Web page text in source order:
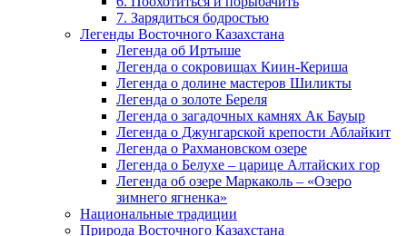
7. Зарядиться бодростью
Легенды Восточного Казахстана
Легенда об Иртыше
Легенда о сокровищах Киин-Кериша
Легенда о долине мастеров Шиликты
Легенда о золоте Береля
Легенда о загадочных камнях Ак Бауыр
Легенда о Джунгарской крепости Аблайкит
Легенда о Рахмановском озере
Легенда о Белухе – царице Алтайских гор
Легенда об озере Маркаколь – «Озеро
зимнего ягненка»
Национальные традиции
Природа Восточного Казахстана